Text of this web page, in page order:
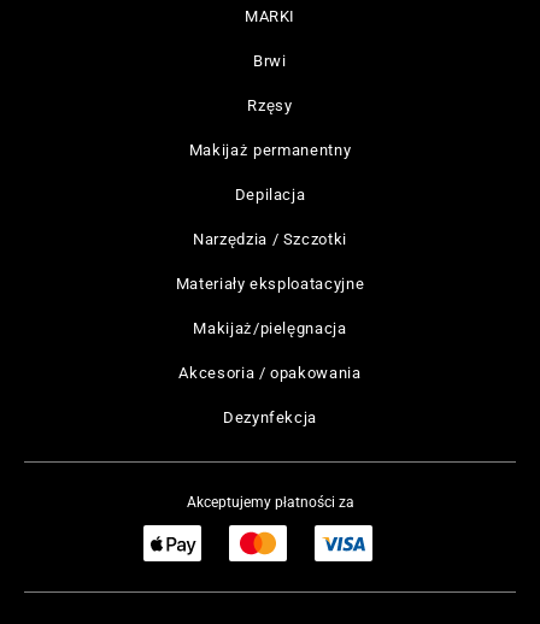
MARKI
Brwi
Rzęsy
Makijaż permanentny
Depilacja
Narzędzia / Szczotki
Materiały eksploatacyjne
Makijaż/pielęgnacja
Akcesoria / opakowania
Dezynfekcja
Akceptujemy płatności za